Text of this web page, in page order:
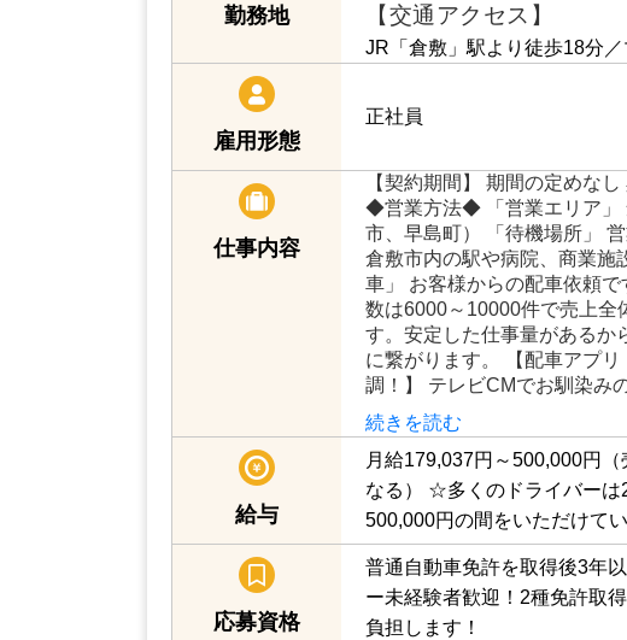
勤務地 【交通アクセス】
JR「倉敷」駅より徒歩18分
雇用形態
正社員
仕事内容
【契約期間】 期間の定めな
◆営業方法◆ 「営業エリア」
市、早島町） 「待機場所」 営
倉敷市内の駅や病院、商業施
車」 お客様からの配車依頼
数は6000～10000件で売上全
す。安定した仕事量があるか
に繋がります。 【配車アプリ
調！】 テレビCMでお馴染み
続きを読む
給与
月給179,037円～500,000円
なる）
☆多くのドライバーは
500,000円の間をいただけてい
応募資格
普通自動車免許を取得後3年
ー未経験者歓迎！2種免許取
負担します！